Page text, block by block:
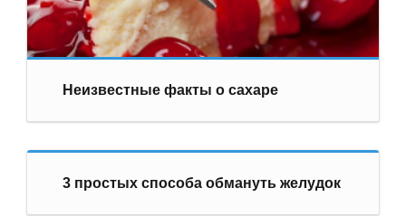
Неизвестные факты о сахаре
3 простых способа обмануть желудок